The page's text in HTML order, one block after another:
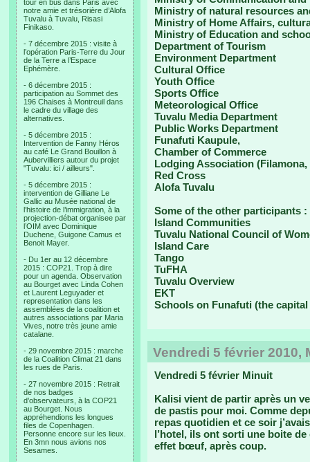
tour en bus dans Paris avec
notre amie et trésorière d’Alofa
Tuvalu à Tuvalu, Risasi
Finikaso.
- 7 décembre 2015 : visite à
l’opération Paris-Terre du Jour
de la Terre a l’Espace
Ephémère.
- 6 décembre 2015 :
participation au Sommet des
196 Chaises à Montreuil dans
le cadre du village des
alternatives.
- 5 décembre 2015 :
Intervention de Fanny Héros
au café Le Grand Bouillon à
Aubervilliers autour du projet
"Tuvalu: ici / ailleurs".
- 5 décembre 2015 :
intervention de Gilliane Le
Gallic au Musée national de
l’histoire de l’immigration, à la
projection-débat organisee par
l’OIM avec Dominique
Duchene, Guigone Camus et
Benoit Mayer.
- Du 1er au 12 décembre
2015 : COP21. Trop à dire
pour un agenda. Observation
au Bourget avec Linda Cohen
et Laurent Leguyader et
representation dans les
assemblées de la coalition et
autres associations par Maria
Vives, notre très jeune amie
catalane.
- 29 novembre 2015 : marche
de la Coalition Climat 21 dans
les rues de Paris.
- 27 novembre 2015 : Retrait
de nos badges
d’observateurs, à la COP21
au Bourget. Nous
appréhendions les longues
files de Copenhagen.
Personne encore sur les lieux.
En 3mn nous avions nos
Sesames.
Ministry of natural resources
Ministry of Home Affairs,
Ministry of Education and
Department of Tourism
Environment Department
Cultural Office
Youth Office
Sports Office
Meteorological Office
Tuvalu Media Department
Public Works Department
Funafuti Kaupule,
Chamber of Commerce
Lodging Association (Filamona,
Red Cross
Alofa Tuvalu
Some of the other participants :
Island Communities
Tuvalu National Council of
Island Care
Tango
TuFHA
Tuvalu Overview
EKT
Schools on Funafuti (the capital
Vendredi 5 février 2010,
Vendredi 5 février Minuit
Kalisi vient de partir après un
de pastis pour moi. Comme
repas quotidien et ce soir
l’hotel, ils ont sorti une boite
effet bœuf, après coup.